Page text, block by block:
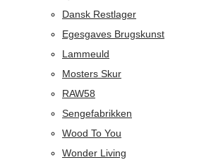
Dansk Restlager
Egesgaves Brugskunst
Lammeuld
Mosters Skur
RAW58
Sengefabrikken
Wood To You
Wonder Living